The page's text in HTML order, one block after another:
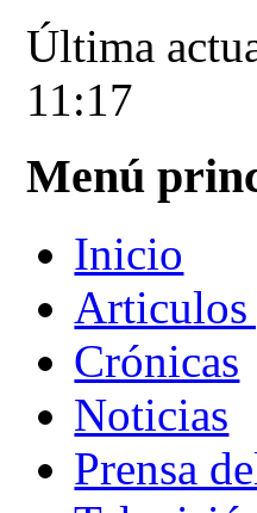
Última
11:17
Menú
Inicio
Articulos
Crónicas
Noticias
Prensa